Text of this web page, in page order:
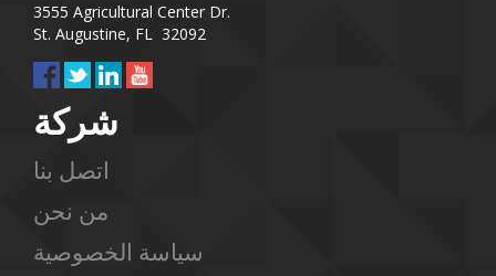
3555 Agricultural Center Dr.
St. Augustine, FL 32092
شركة
اتصل بنا
من نحن
سياسة الخصوصية